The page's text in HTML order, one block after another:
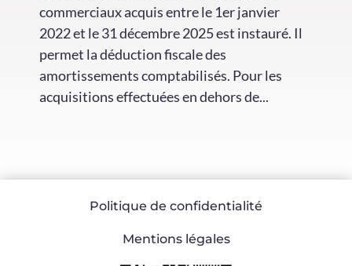
commerciaux acquis entre le 1er janvier
2022 et le 31 décembre 2025 est instauré. Il
permet la déduction fiscale des
amortissements comptabilisés. Pour les
acquisitions effectuées en dehors de...
Politique de confidentialité
Mentions légales